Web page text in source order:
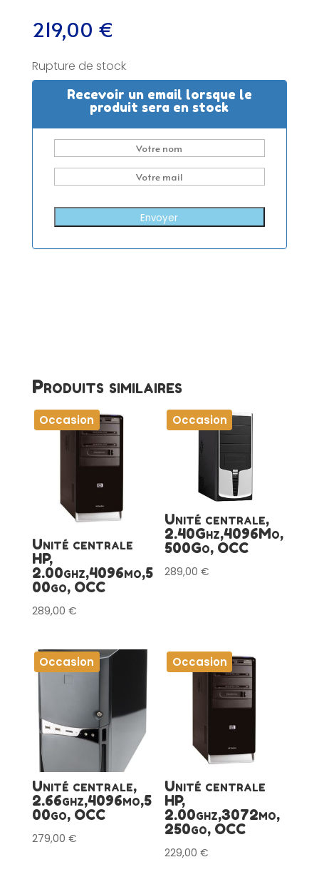
219,00 €
Rupture de stock
Recevoir un email lorsque le
produit sera en stock
Envoyer
Produits similaires
Occasion
Unité centrale
HP,
2.00ghz,4096mo,5
00go, OCC
289,00 €
Occasion
Unité centrale,
2.40Ghz,4096Mo,
500Go, OCC
289,00€
Occasion
Unité centrale,
2.66ghz,4096mo,5
00go, OCC
279,00 €
Occasion
Unité centrale
HP,
2.00ghz,3072mo,
250go, OCC
229,00€